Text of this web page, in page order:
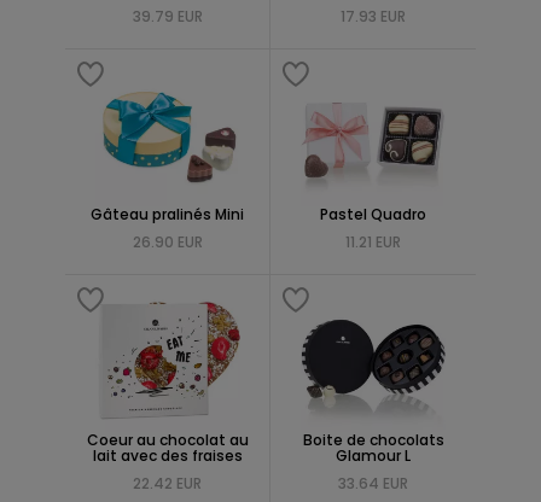
39.79 EUR 17.93 EUR
Gâteau pralinés Mini
26.90 EUR
Pastel Quadro
11.21 EUR
Coeur au chocolat au
lait avec des fraises
22.42 EUR
Boite de chocolats
Glamour L
33.64 EUR